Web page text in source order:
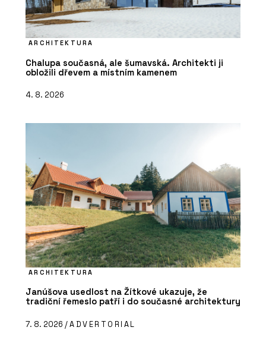
ARCHITEKTURA
Chalupa současná, ale šumavská. Architekti ji
obložili dřevem a místním kamenem
4. 8. 2026
ARCHITEKTURA
Janúšova usedlost na Žítkové ukazuje, že
tradiční řemeslo patří i do současné architektury
7. 8. 2026 /ADVERTORIAL